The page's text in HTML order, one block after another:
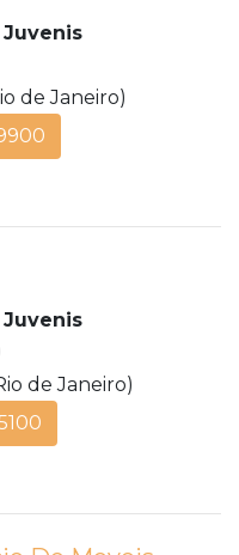
de Janeiro)
de Janeiro)